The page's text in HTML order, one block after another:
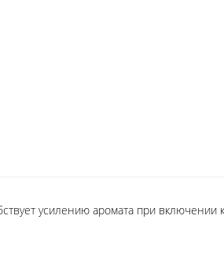
усилению аромата при включении